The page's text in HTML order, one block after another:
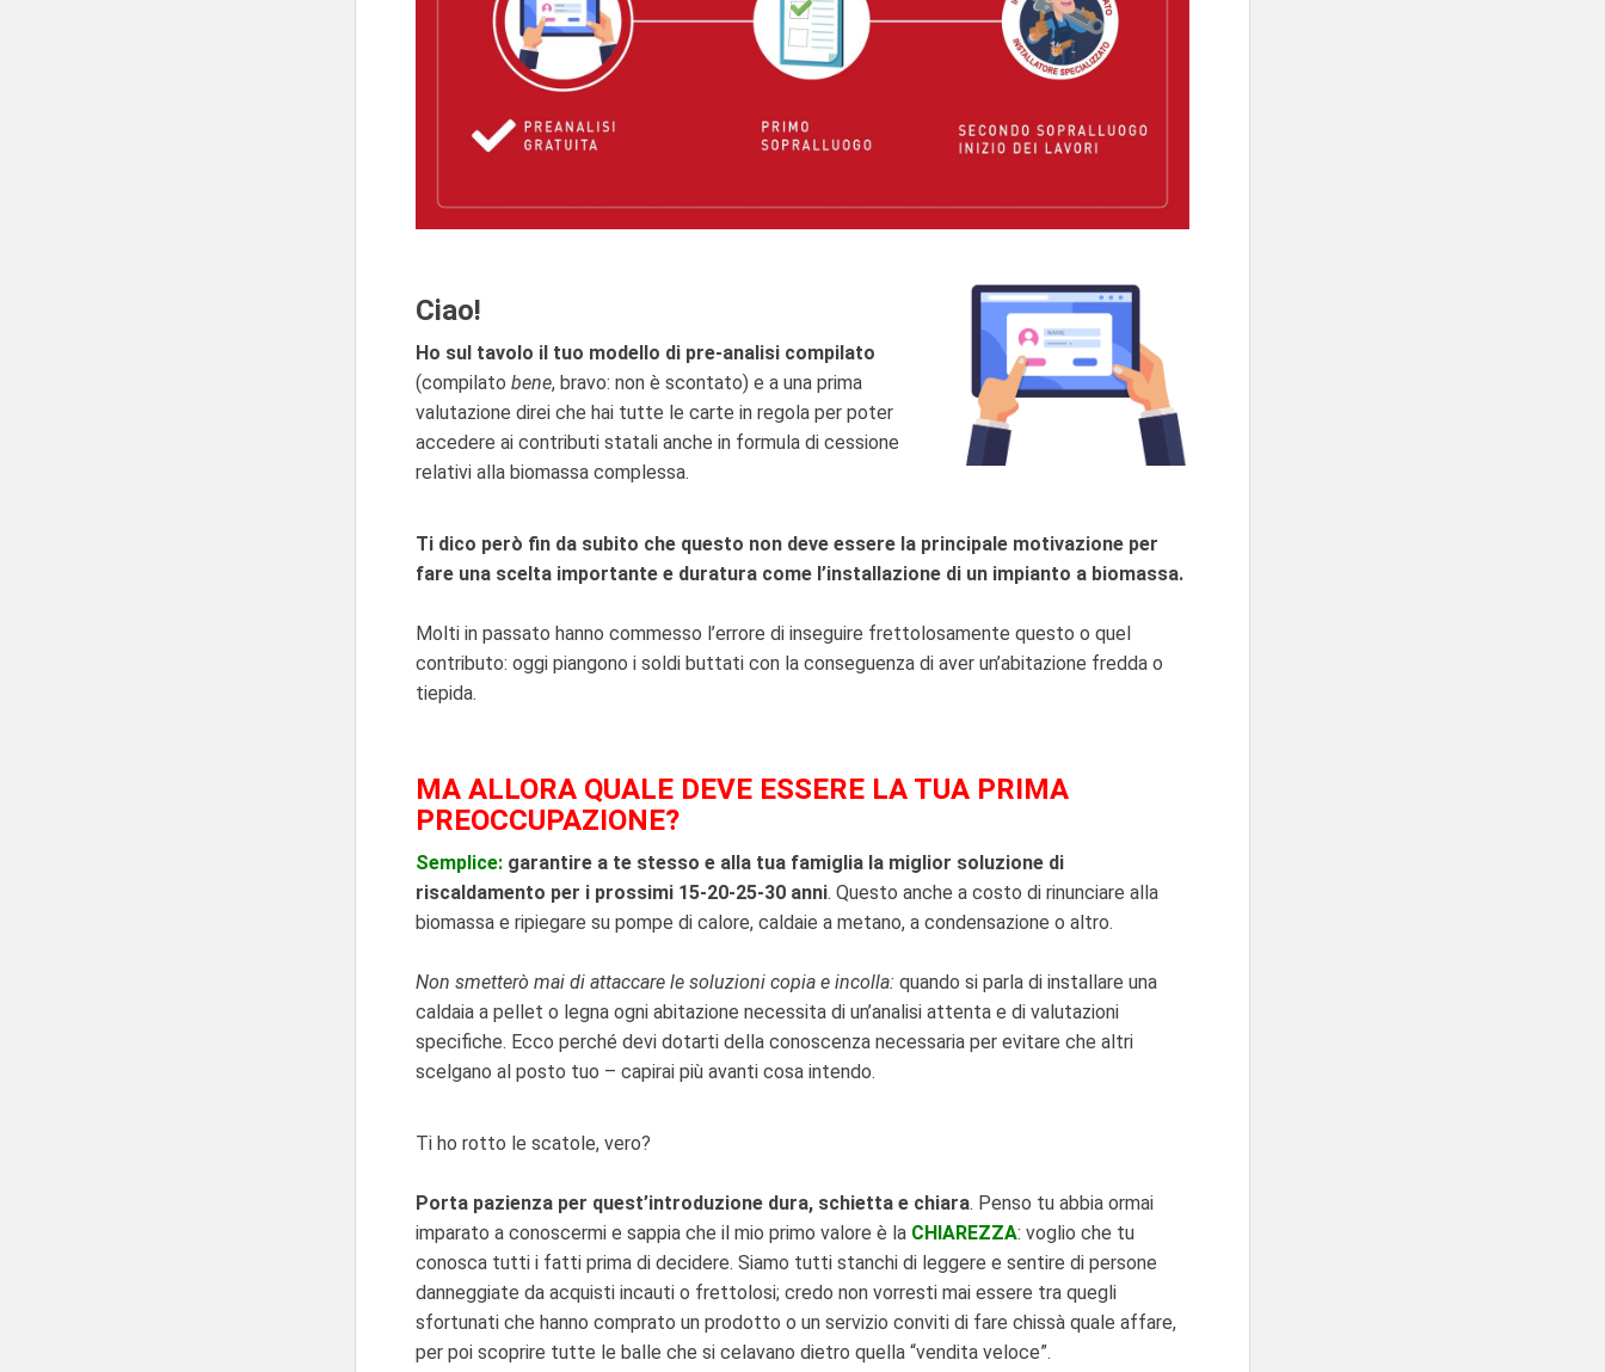
Ciao!
Ho sul tavolo il tuo modello di pre-analisi compilato
(compilato bene, bravo: non è scontato) e a una prima
valutazione direi che hai tutte le carte in regola per poter
accedere ai contributi statali anche in formula di cessione
relativi alla biomassa complessa.
Ti dico però fin da subito che questo non deve essere la principale motivazione per
fare una scelta importante e duratura come l’installazione di un impianto a biomassa.
Molti in passato hanno commesso l’errore di inseguire frettolosamente questo o quel
contributo: oggi piangono i soldi buttati con la conseguenza di aver un’abitazione fredda o
tiepida.
MA ALLORA QUALE DEVE ESSERE LA TUA PRIMA
PREOCCUPAZIONE?
Semplice: garantire a te stesso e alla tua famiglia la miglior soluzione di
riscaldamento per i prossimi 15-20-25-30 anni. Questo anche a costo di rinunciare alla
biomassa e ripiegare su pompe di calore, caldaie a metano, a condensazione o altro.
Non smetterò mai di attaccare le soluzioni copia e incolla: quando si parla di installare una
caldaia a pellet o legna ogni abitazione necessita di un’analisi attenta e di valutazioni
specifiche. Ecco perché devi dotarti della conoscenza necessaria per evitare che altri
scelgano al posto tuo – capirai più avanti cosa intendo.
Ti ho rotto le scatole, vero?
Porta pazienza per quest’introduzione dura, schietta e chiara. Penso tu abbia ormai
imparato a conoscermi e sappia che il mio primo valore è la CHIAREZZA: voglio che tu
conosca tutti i fatti prima di decidere. Siamo tutti stanchi di leggere e sentire di persone
danneggiate da acquisti incauti o frettolosi; credo non vorresti mai essere tra quegli
sfortunati che hanno comprato un prodotto o un servizio conviti di fare chissà quale affare,
per poi scoprire tutte le balle che si celavano dietro quella “vendita veloce”.